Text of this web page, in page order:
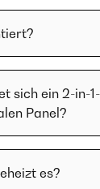
sich ein 2-in-
Panel?
es?